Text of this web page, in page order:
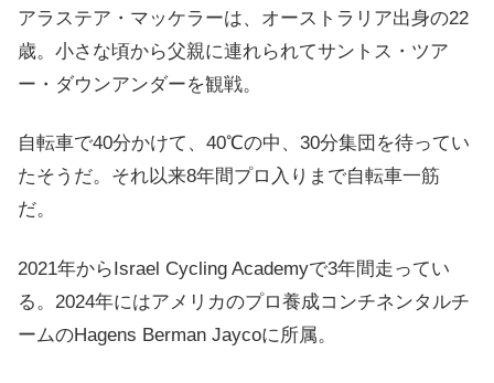
アラステア・マッケラーは、オーストラリア出身の22
歳。小さな頃から父親に連れられてサントス・ツア
ー・ダウンアンダーを観戦。
自転車で40分かけて、40℃の中、30分集団を待ってい
たそうだ。それ以来8年間プロ入りまで自転車一筋
だ。
2021年からIsrael Cycling Academyで3年間走ってい
る。2024年にはアメリカのプロ養成コンチネンタルチ
ームのHagens Berman Jaycoに所属。